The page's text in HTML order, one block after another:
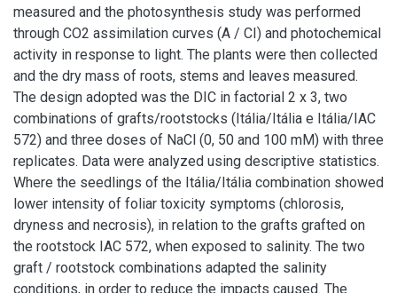
measured and the photosynthesis study was performed
through CO2 assimilation curves (A / CI) and photochemical
activity in response to light. The plants were then collected
and the dry mass of roots, stems and leaves measured.
The design adopted was the DIC in factorial 2 x 3, two
combinations of grafts/rootstocks (Itália/Itália e Itália/IAC
572) and three doses of NaCl (0, 50 and 100 mM) with three
replicates. Data were analyzed using descriptive statistics.
Where the seedlings of the Itália/Itália combination showed
lower intensity of foliar toxicity symptoms (chlorosis,
dryness and necrosis), in relation to the grafts grafted on
the rootstock IAC 572, when exposed to salinity. The two
graft / rootstock combinations adapted the salinity
conditions, in order to reduce the impacts caused. The